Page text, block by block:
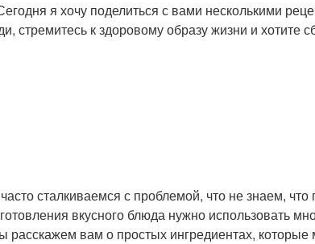
я хочу поделиться с вами несколькими
стремитесь к здоровому образу жизни и хотите
сталкиваемся с проблемой, что не знаем, что
вкусного блюда нужно использовать
расскажем вам о простых ингредиентах,